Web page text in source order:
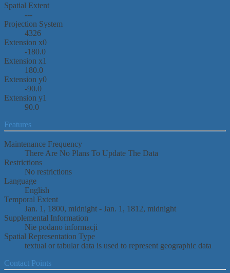
Spatial Extent
---
Projection System
4326
Extension x0
-180.0
Extension x1
180.0
Extension y0
-90.0
Extension y1
90.0
Features
Maintenance Frequency
There Are No Plans To Update The Data
Restrictions
No restrictions
Language
English
Temporal Extent
Jan. 1, 1800, midnight - Jan. 1, 1812, midnight
Supplemental Information
Nie podano informacji
Spatial Representation Type
textual or tabular data is used to represent geographic data
Contact Points